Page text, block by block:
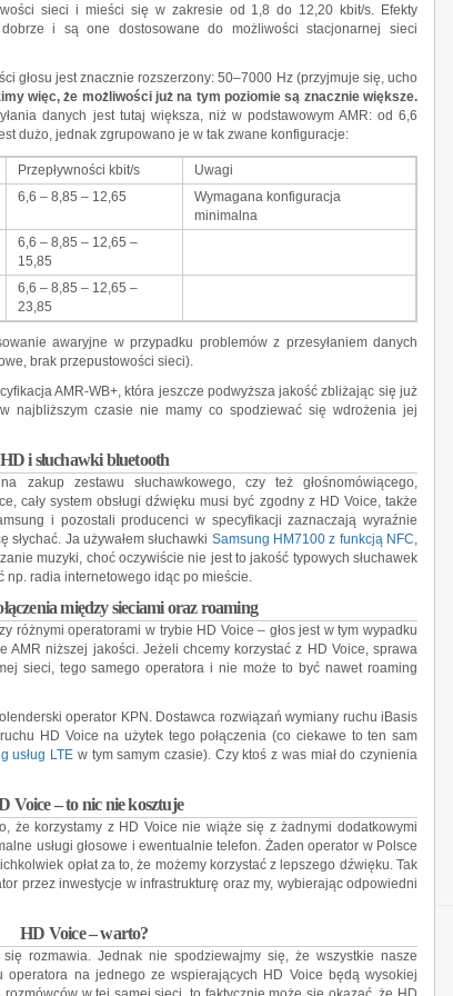
sieci i mieści się w zakresie od 1,8 do 12,20 kbit/s. Efekty
i są one dostosowane do możliwości stacjonarnej sieci
głosu jest znacznie rozszerzony: 50–7000 Hz (przyjmuje się, ucho
więc, że możliwości już na tym poziomie są znacznie większe.
danych jest tutaj większa, niż w podstawowym AMR: od 6,6
dużo, jednak zgrupowano je w tak zwane konfiguracje:
Przepływności kbit/s
Uwagi
6,6 – 8,85 – 12,65
Wymagana konfiguracja
minimalna
6,6 – 8,85 – 12,65 –
15,85
6,6 – 8,85 – 12,65 –
23,85
awaryjne w przypadku problemów z przesyłaniem danych
brak przepustowości sieci).
AMR-WB+, która jeszcze podwyższa jakość zbliżając się już
najbliższym czasie nie mamy co spodziewać się wdrożenia jej
HD i słuchawki bluetooth
zakup zestawu słuchawkowego, czy też głośnomówiącego,
cały system obsługi dźwięku musi być zgodny z HD Voice, także
i pozostali producenci w specyfikacji zaznaczają wyraźnie
Ja używałem słuchawki Samsung HM7100 z funkcją NFC,
muzyki, choć oczywiście nie jest to jakość typowych słuchawek
np. radia internetowego idąc po mieście.
między sieciami oraz roaming
różnymi operatorami w trybie HD Voice – głos jest w tym wypadku
AMR niższej jakości. Jeżeli chcemy korzystać z HD Voice, sprawa
sieci, tego samego operatora i nie może to być nawet roaming
operator KPN. Dostawca rozwiązań wymiany ruchu iBasis
HD Voice na użytek tego połączenia (co ciekawe to ten sam
usług LTE w tym samym czasie). Czy ktoś z was miał do czynienia
Voice – to nic nie kosztuje
że korzystamy z HD Voice nie wiąże się z żadnymi dodatkowymi
usługi głosowe i ewentualnie telefon. Żaden operator w Polsce
opłat za to, że możemy korzystać z lepszego dźwięku. Tak
przez inwestycje w infrastrukturę oraz my, wybierając odpowiedni
HD Voice – warto?
rozmawia. Jednak nie spodziewajmy się, że wszystkie nasze
operatora na jednego ze wspierających HD Voice będą wysokiej